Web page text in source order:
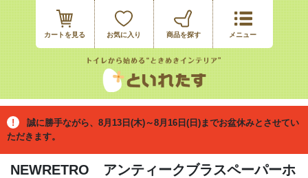
カートを見る お気に入り
誠に勝手ながら、8月13日(木)～8月16日(日)までお盆休みとさせてい
ただきます。
NEWRETRO アンティークブラスペーパーホ